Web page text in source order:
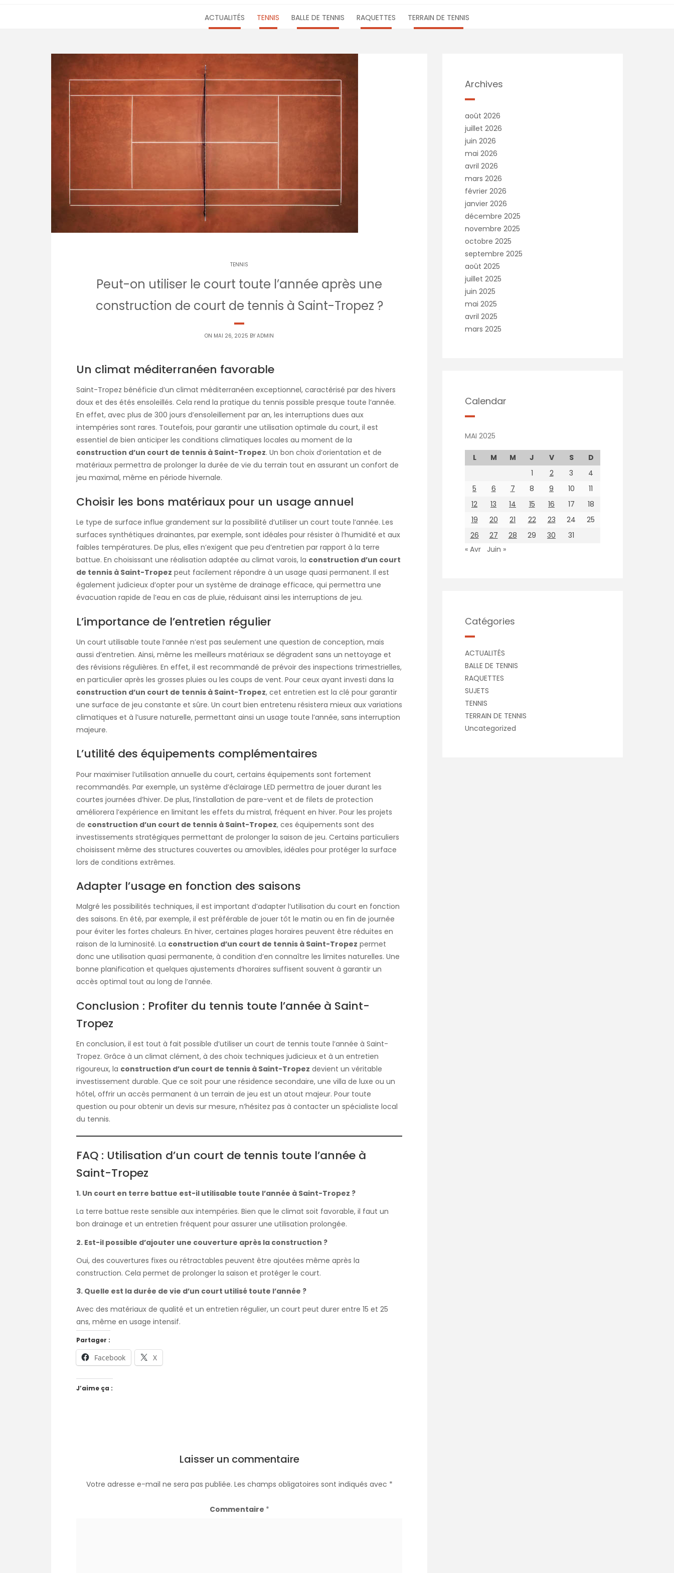
ACTUALITÉS TENNIS BALLE DE TENNIS RAQUETTES TERRAIN DE TENNIS
TENNIS
Peut-on utiliser le court toute l’année après une
construction de court de tennis à Saint-Tropez ?
ON MAI 26, 2025 BY ADMIN
Un climat méditerranéen favorable
Saint-Tropez bénéficie d’un climat méditerranéen exceptionnel, caractérisé par des hivers
doux et des étés ensoleillés. Cela rend la pratique du tennis possible presque toute l’année.
En effet, avec plus de 300 jours d’ensoleillement par an, les interruptions dues aux
intempéries sont rares. Toutefois, pour garantir une utilisation optimale du court, il est
essentiel de bien anticiper les conditions climatiques locales au moment de la
construction d’un court de tennis à Saint-Tropez. Un bon choix d’orientation et de
matériaux permettra de prolonger la durée de vie du terrain tout en assurant un confort de
jeu maximal, même en période hivernale.
Choisir les bons matériaux pour un usage annuel
Le type de surface influe grandement sur la possibilité d’utiliser un court toute l’année. Les
surfaces synthétiques drainantes, par exemple, sont idéales pour résister à l’humidité et aux
faibles températures. De plus, elles n’exigent que peu d’entretien par rapport à la terre
battue. En choisissant une réalisation adaptée au climat varois, la construction d’un court
de tennis à Saint-Tropez peut facilement répondre à un usage quasi permanent. Il est
également judicieux d’opter pour un système de drainage efficace, qui permettra une
évacuation rapide de l’eau en cas de pluie, réduisant ainsi les interruptions de jeu.
L’importance de l’entretien régulier
Un court utilisable toute l’année n’est pas seulement une question de conception, mais
aussi d’entretien. Ainsi, même les meilleurs matériaux se dégradent sans un nettoyage et
des révisions régulières. En effet, il est recommandé de prévoir des inspections trimestrielles,
en particulier après les grosses pluies ou les coups de vent. Pour ceux ayant investi dans la
construction d’un court de tennis à Saint-Tropez, cet entretien est la clé pour garantir
une surface de jeu constante et sûre. Un court bien entretenu résistera mieux aux variations
climatiques et à l’usure naturelle, permettant ainsi un usage toute l’année, sans interruption
majeure.
L’utilité des équipements complémentaires
Pour maximiser l’utilisation annuelle du court, certains équipements sont fortement
recommandés. Par exemple, un système d’éclairage LED permettra de jouer durant les
courtes journées d’hiver. De plus, l’installation de pare-vent et de filets de protection
améliorera l’expérience en limitant les effets du mistral, fréquent en hiver. Pour les projets
de construction d’un court de tennis à Saint-Tropez, ces équipements sont des
investissements stratégiques permettant de prolonger la saison de jeu. Certains particuliers
choisissent même des structures couvertes ou amovibles, idéales pour protéger la surface
lors de conditions extrêmes.
Adapter l’usage en fonction des saisons
Malgré les possibilités techniques, il est important d’adapter l’utilisation du court en fonction
des saisons. En été, par exemple, il est préférable de jouer tôt le matin ou en fin de journée
pour éviter les fortes chaleurs. En hiver, certaines plages horaires peuvent être réduites en
raison de la luminosité. La construction d’un court de tennis à Saint-Tropez permet
donc une utilisation quasi permanente, à condition d’en connaître les limites naturelles. Une
bonne planification et quelques ajustements d’horaires suffisent souvent à garantir un
accès optimal tout au long de l’année.
Conclusion : Profiter du tennis toute l’année à Saint-
Tropez
En conclusion, il est tout à fait possible d’utiliser un court de tennis toute l’année à Saint-
Tropez. Grâce à un climat clément, à des choix techniques judicieux et à un entretien
rigoureux, la construction d’un court de tennis à Saint-Tropez devient un véritable
investissement durable. Que ce soit pour une résidence secondaire, une villa de luxe ou un
hôtel, offrir un accès permanent à un terrain de jeu est un atout majeur. Pour toute
question ou pour obtenir un devis sur mesure, n’hésitez pas à contacter un spécialiste local
du tennis.
FAQ : Utilisation d’un court de tennis toute l’année à
Saint-Tropez
1. Un court en terre battue est-il utilisable toute l’année à Saint-Tropez ?
La terre battue reste sensible aux intempéries. Bien que le climat soit favorable, il faut un
bon drainage et un entretien fréquent pour assurer une utilisation prolongée.
2. Est-il possible d’ajouter une couverture après la construction ?
Oui, des couvertures fixes ou rétractables peuvent être ajoutées même après la
construction. Cela permet de prolonger la saison et protéger le court.
3. Quelle est la durée de vie d’un court utilisé toute l’année ?
Avec des matériaux de qualité et un entretien régulier, un court peut durer entre 15 et 25
ans, même en usage intensif.
Partager :
Facebook X
J’aime ça :
Laisser un commentaire
Votre adresse e-mail ne sera pas publiée. Les champs obligatoires sont indiqués avec *
Commentaire *
Archives
août 2026
juillet 2026
juin 2026
mai 2026
avril 2026
mars 2026
février 2026
janvier 2026
décembre 2025
novembre 2025
octobre 2025
septembre 2025
août 2025
juillet 2025
juin 2025
mai 2025
avril 2025
mars 2025
Calendar
MAI 2025
L M M J V S
D
1
2 3
4
5
6 7 8 9 10
11
12
13 14 15 16 17
18
19
20 21 22 23 24
25
26
27 28 29 30
31
« Avr
Juin »
Catégories
ACTUALITÉS
BALLE DE TENNIS
RAQUETTES
SUJETS
TENNIS
TERRAIN DE TENNIS
Uncategorized